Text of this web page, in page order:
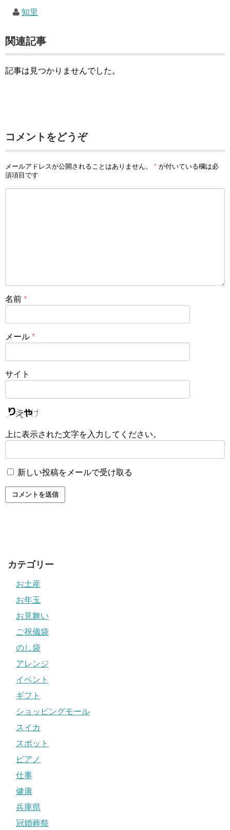
知里
関連記事
記事は見つかりませんでした。
コメントをどうぞ
メールアドレスが公開されることはありません。 * が付いている欄は必
須項目です
名前 *
メール *
サイト
上に表示された文字を入力してください。
新しい投稿をメールで受け取る
カテゴリー
お土産
お年玉
お見舞い
ご祝儀袋
のし袋
アレンジ
イベント
ギフト
ショッピングモール
スイカ
スポット
ピアノ
仕事
健康
兵庫県
冠婚葬祭